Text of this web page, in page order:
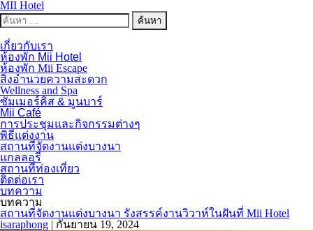
MII Hotel
ค้นหาสำหรับ:
เกี่ยวกับเรา
ห้องพัก Mii Hotel
ห้องพัก Mii Escape
สิ่งอำนวยความสะดวก
Wellness and Spa
ซัมเมอร์คิส & มูนบาร์
Mii Café
การประชุมและกิจกรรมต่างๆ
พิธีแต่งงาน
สถานที่จัดงานแต่งบางนา
แกลลอรี่
สถานที่ท่องเที่ยว
ติดต่อเรา
บทความ
บทความ
สถานที่จัดงานแต่งบางนา รังสรรค์งานวิวาห์ในฝันที่ Mii Hotel
isaraphong | กันยายน 19, 2024